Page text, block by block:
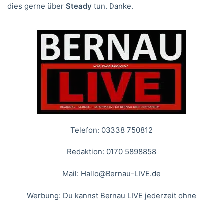
dies gerne über Steady tun. Danke.
Telefon: 03338 750812
Redaktion: 0170 5898858
Mail: Hallo@Bernau-LIVE.de
Werbung: Du kannst Bernau LIVE jederzeit ohne